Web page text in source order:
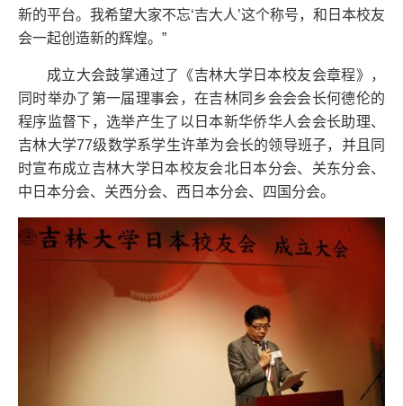
新的平台。我希望大家不忘‘吉大人’这个称号，和日本校友
会一起创造新的辉煌。”
成立大会鼓掌通过了《吉林大学日本校友会章程》，
同时举办了第一届理事会，在吉林同乡会会会长何德伦的
程序监督下，选举产生了以日本新华侨华人会会长助理、
吉林大学77级数学系学生许革为会长的领导班子，并且同
时宣布成立吉林大学日本校友会北日本分会、关东分会、
中日本分会、关西分会、西日本分会、四国分会。